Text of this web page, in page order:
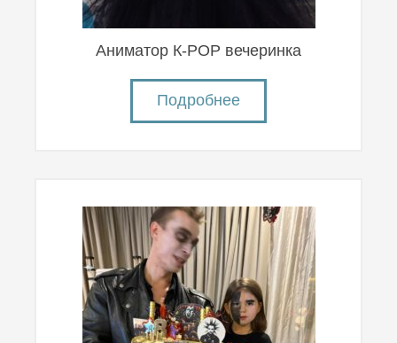
Аниматор К-POP вечеринка
Подробнее